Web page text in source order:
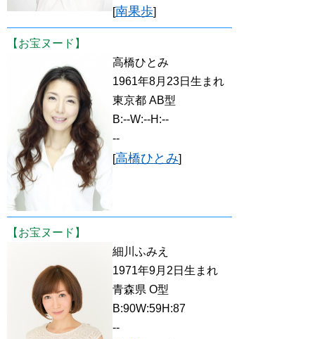
[南果歩]
【お宝ヌード】
高橋ひとみ
1961年8月23日生まれ
東京都 AB型
B:--W:--H:--
--
[高橋ひとみ]
【お宝ヌード】
細川ふみえ
1971年9月2日生まれ
青森県 O型
B:90W:59H:87
--